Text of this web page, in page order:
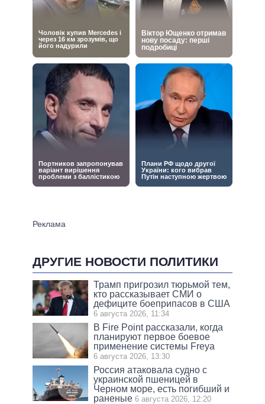
ДРУГИЕ НОВОСТИ ПОЛИТИКИ
Трамп пригрозил тюрьмой тем,
кто рассказывает СМИ о
дефиците боеприпасов в США
6 августа 2026, 11:34
В Fire Point рассказали, когда
планируют первое боевое
применение системы Freya
6 августа 2026, 13:30
Россия атаковала судно с
украинской пшеницей в
Черном море, есть погибший и
раненые 6 августа 2026, 12:20